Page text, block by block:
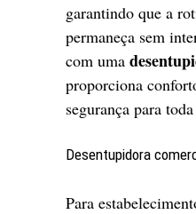
garantindo que a
permaneça sem
com uma
proporciona
segurança para
Desentupidora
Para